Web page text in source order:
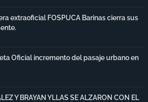
extraoficial FOSPUCA Barinas cierra sus
Oficial incremento del pasaje urbano en
Y BRAYAN YLLAS SE ALZARON CON EL